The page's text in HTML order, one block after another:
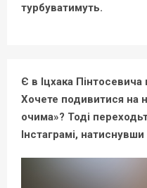
турбуватимуть.
Є в Іцхака
Хочете подивитися на
очима»? Тоді
Інстаграмі,